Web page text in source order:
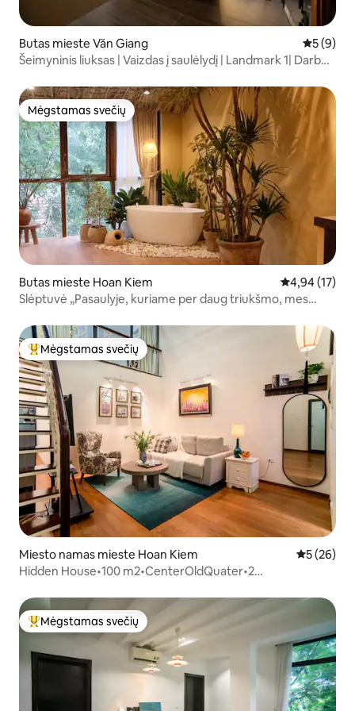
Butas mieste Văn Giang Vidutinis
5 (9)
Šeimyninis liuksas | Vaizdas į saulėlydį | Landmark 1| Darbo
Mėgstamas svečių
Mėgstamas svečių
Butas mieste Hoan Kiem Vidutinis
4,94 (17)
Slėptuvė „Pasaulyje, kuriame per daug triukšmo, mes
Svečių mėgstamiausias
Mėgstamas svečių
Miesto namas mieste Hoan Kiem Vidutinis
5 (26)
Hidden House•100 m2•CenterOldQuater•2
Svečių mėgstamiausias
Mėgstamas svečių